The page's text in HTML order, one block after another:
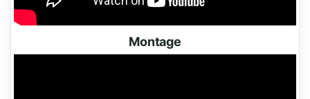
Montage